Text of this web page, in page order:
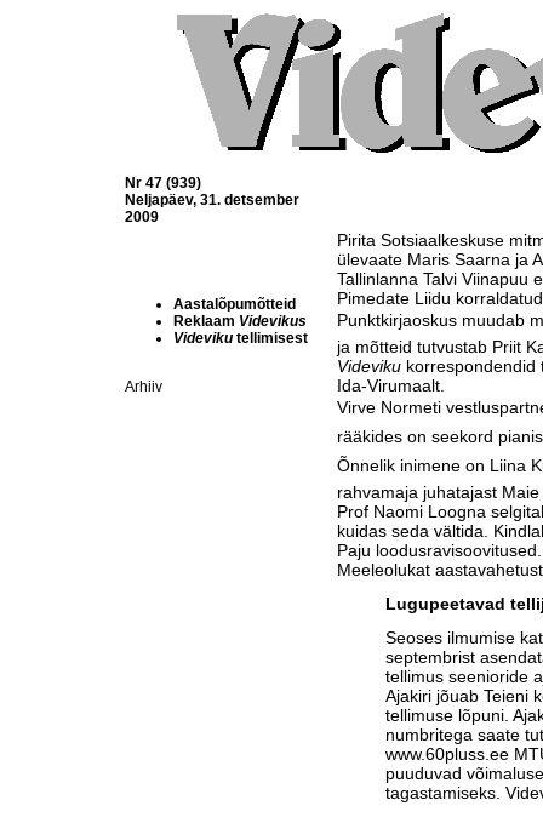
Nr 47 (939)
Neljapäev, 31. detsember
2009
Aastalõpumõtteid
Reklaam Videvikus
Videviku tellimisest
Arhiiv
Pirita Sotsiaalkeskuse
ülevaate Maris Saarna ja
Tallinlanna Talvi Viinapuu
Pimedate Liidu
Punktkirjaoskus muudab
ja mõtteid tutvustab Priit
Videviku korrespondendid
Ida-Virumaalt.
Virve Normeti
rääkides on seekord
Õnnelik inimene on
rahvamaja juhatajast
Prof Naomi Loogna
kuidas seda vältida.
Paju loodusravisoovitused.
Meeleolukat
Lugupeetavad
Seoses ilmumise
septembrist
tellimus seenioride
Ajakiri jõuab Teieni
tellimuse lõpuni.
numbritega saate
www.60pluss.ee
puuduvad
tagastamiseks.